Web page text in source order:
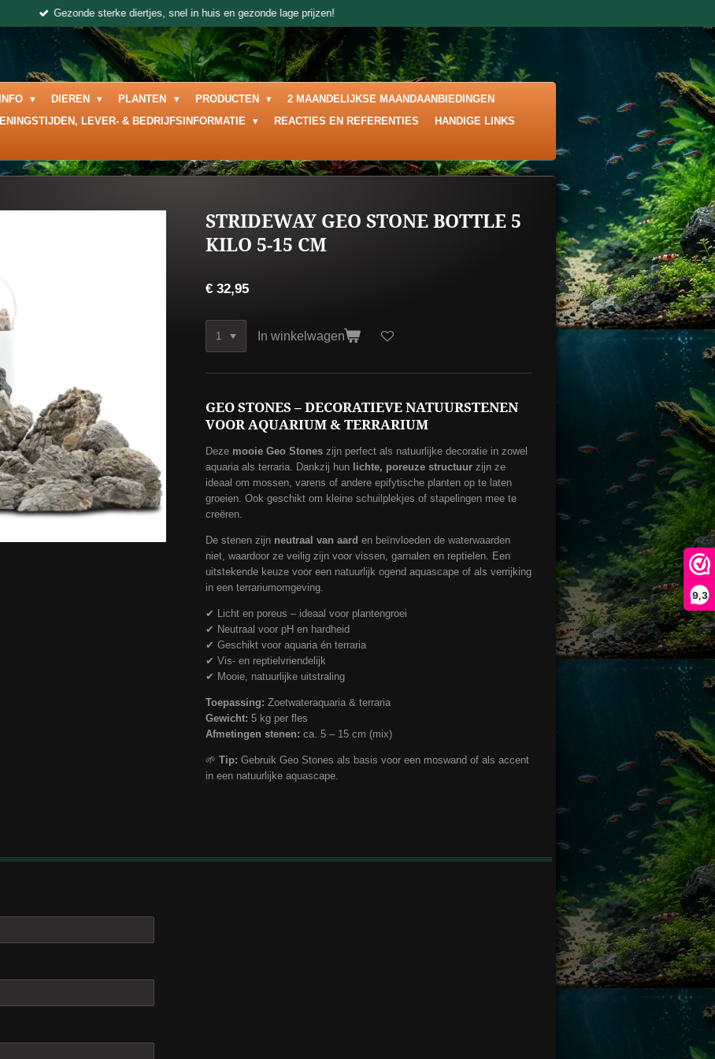
9,3
Gezonde sterke diertjes, snel in huis en gezonde lage prijzen!
DIEREN PLANTEN PRODUCTEN
2 MAANDELIJKSE MAANDAANBIEDINGEN
LEVER- & BEDRIJFSINFORMATIE REACTIES EN REFERENTIES HANDIGE LINKS
STRIDEWAY GEO STONE BOTTLE 5
KILO 5-15 CM
€ 32,95
In winkelwagen
GEO STONES – DECORATIEVE NATUURSTENEN
VOOR AQUARIUM & TERRARIUM
Deze mooie Geo Stones zijn perfect als natuurlijke decoratie in zowel
aquaria als terraria. Dankzij hun lichte, poreuze structuur zijn ze
ideaal om mossen, varens of andere epifytische planten op te laten
groeien. Ook geschikt om kleine schuilplekjes of stapelingen mee te
creëren.
De stenen zijn neutraal van aard en beïnvloeden de waterwaarden
niet, waardoor ze veilig zijn voor vissen, garnalen en reptielen. Een
uitstekende keuze voor een natuurlijk ogend aquascape of als verrijking
in een terrariumomgeving.
✔ Licht en poreus – ideaal voor plantengroei
✔ Neutraal voor pH en hardheid
✔ Geschikt voor aquaria én terraria
✔ Vis- en reptielvriendelijk
✔ Mooie, natuurlijke uitstraling
Toepassing: Zoetwateraquaria & terraria
Gewicht: 5 kg per fles
Afmetingen stenen: ca. 5 – 15 cm (mix)
🌱 Tip: Gebruik Geo Stones als basis voor een moswand of als accent
in een natuurlijke aquascape.